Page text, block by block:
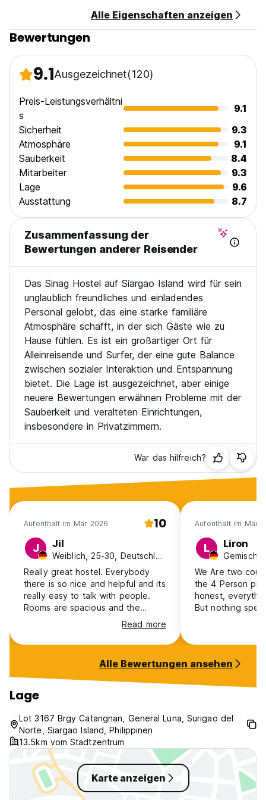
Alle Eigenschaften anzeigen
Bewertungen
9.1Ausgezeichnet(120)
Preis-Leistungsverhältni
s
9.1
Sicherheit
9.3
Atmosphäre
9.1
Sauberkeit
8.4
Mitarbeiter
9.3
Lage
9.6
Ausstattung
8.7
Zusammenfassung der
Bewertungen anderer Reisender
Das Sinag Hostel auf Siargao Island wird für sein
unglaublich freundliches und einladendes
Personal gelobt, das eine starke familiäre
Atmosphäre schafft, in der sich Gäste wie zu
Hause fühlen. Es ist ein großartiger Ort für
Alleinreisende und Surfer, der eine gute Balance
zwischen sozialer Interaktion und Entspannung
bietet. Die Lage ist ausgezeichnet, aber einige
neuere Bewertungen erwähnen Probleme mit der
Sauberkeit und veralteten Einrichtungen,
insbesondere in Privatzimmern.
War das hilfreich?
Aufenthalt im Mär 2026 10
J Jil
Weiblich, 25-30, Deutschland
Really great hostel. Everybody
there is so nice and helpful and its
really easy to talk with people.
Rooms are spacious and the
kitchen equipment is pretty good
for a hostel. Would definitely stay
there again!
Read more
Aufenthalt im Mär
L Liron
We Are two
the 4 Person
honest,
But nothing
didn’t smell
nice. In total it
inconveniences
9.0 in our
recommend
hostel:)
Alle Bewertungen ansehen
Lage
Lot 3167 Brgy Catangnan, General Luna, Surigao del
Norte, Siargao Island, Philippinen
13.5km vom Stadtzentrum
Karte anzeigen